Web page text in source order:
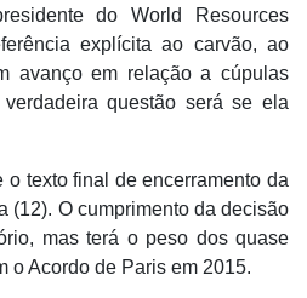
do World Resources
explícita ao carvão, ao
avanço em relação a cúpulas
questão será se ela
o texto final de encerramento da
(12). O cumprimento da decisão
mas terá o peso dos quase
o Acordo de Paris em 2015.